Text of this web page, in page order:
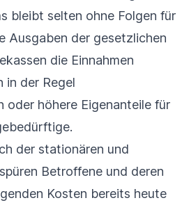
bleibt selten ohne Folgen für
Ausgaben der gesetzlichen
die Einnahmen
in der Regel
oder höhere Eigenanteile für
der stationären und
Betroffene und deren
Kosten bereits heute